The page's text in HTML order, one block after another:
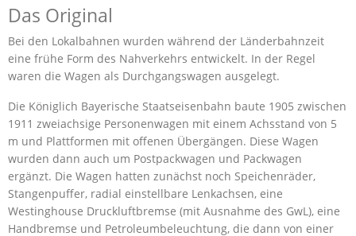
Das Original
Bei den Lokalbahnen wurden während der Länderbahnzeit
eine frühe Form des Nahverkehrs entwickelt. In der Regel
waren die Wagen als Durchgangswagen ausgelegt.
Die Königlich Bayerische Staatseisenbahn baute 1905 zwischen
1911 zweiachsige Personenwagen mit einem Achsstand von 5
m und Plattformen mit offenen Übergängen. Diese Wagen
wurden dann auch um Postpackwagen und Packwagen
ergänzt. Die Wagen hatten zunächst noch Speichenräder,
Stangenpuffer, radial einstellbare Lenkachsen, eine
Westinghouse Druckluftbremse (mit Ausnahme des GwL), eine
Handbremse und Petroleumbeleuchtung, die dann von einer